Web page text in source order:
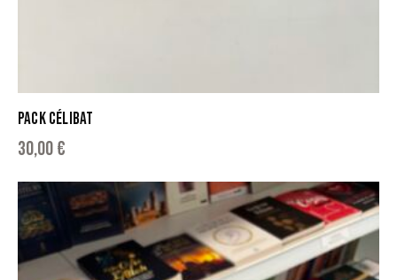
PACK CÉLIBAT
30,00€